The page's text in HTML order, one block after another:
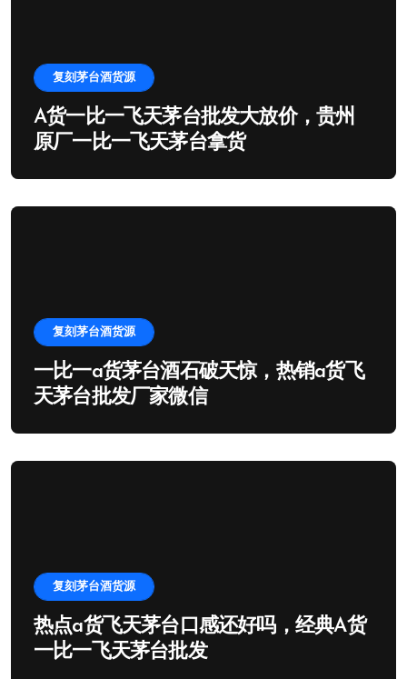
复刻茅台酒货源
A货一比一飞天茅台批发大放价，贵州
原厂一比一飞天茅台拿货
复刻茅台酒货源
一比一a货茅台酒石破天惊，热销a货飞
天茅台批发厂家微信
复刻茅台酒货源
热点a货飞天茅台口感还好吗，经典A货
一比一飞天茅台批发